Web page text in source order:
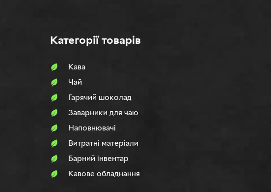
Категорії товарів
Кава
Чай
Гарячий шоколад
Заварники для чаю
Наповнювачi
Витратні матеріали
Барний інвентар
Кавове обладнання